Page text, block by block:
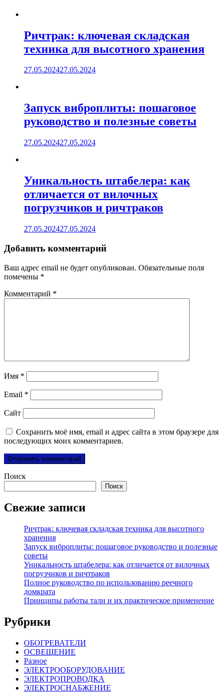
Ричтрак: ключевая складская
техника для высотного хранения
27.05.202427.05.2024
Запуск виброплиты: пошаговое
руководство и полезные советы
27.05.202427.05.2024
Уникальность штабелера: как
отличается от вилочных
погрузчиков и ричтраков
27.05.202427.05.2024
Добавить комментарий
Ваш адрес email не будет опубликован. Обязательные поля
помечены *
Комментарий *
Имя *
Email *
Сайт
Сохранить моё имя, email и адрес сайта в этом браузере для
последующих моих комментариев.
Поиск
Поиск
Свежие записи
Ричтрак: ключевая складская техника для высотного
хранения
Запуск виброплиты: пошаговое руководство и полезные
советы
Уникальность штабелера: как отличается от вилочных
погрузчиков и ричтраков
Полное руководство по использованию реечного
домкрата
Принципы работы тали и их практическое применение
Рубрики
ОБОГРЕВАТЕЛИ
ОСВЕЩЕНИЕ
Разное
ЭЛЕКТРООБОРУДОВАНИЕ
ЭЛЕКТРОПРОВОДКА
ЭЛЕКТРОСНАБЖЕНИЕ